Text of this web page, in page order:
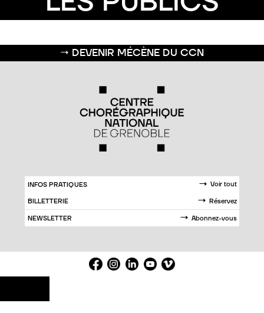
→ DEVENIR MÉCÈNE DU CCN
→ Voir tout
INFOS PRATIQUES
→ Réservez
BILLETTERIE
→ Abonnez-vous
NEWSLETTER